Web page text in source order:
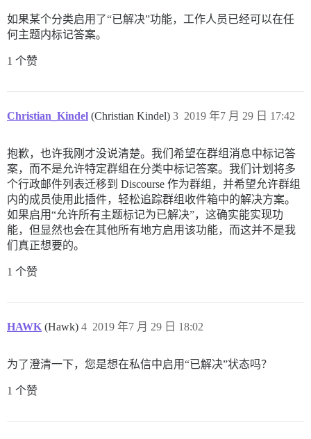
如果某个分类启用了“已解决”功能，工作人员已经可以在任
何主题内标记答案。
1 个赞
Christian_Kindel (Christian Kindel) 2019 年7 月 29 日 17:42
3
抱歉，也许我刚才没说清楚。我们希望在群组消息中标记答
案，而不是允许特定群组在分类中标记答案。我们计划将多
个行政邮件列表迁移到 Discourse 作为群组，并希望允许群组
内的成员使用此插件，轻松追踪群组收件箱中的解决方案。
如果启用“允许所有主题标记为已解决”，这确实能实现功
能，但显然也会在其他所有地方启用该功能，而这并不是我
们真正想要的。
1 个赞
HAWK (Hawk) 2019 年7 月 29 日 18:02
4
为了澄清一下，您是想在私信中启用“已解决”状态吗？
1 个赞